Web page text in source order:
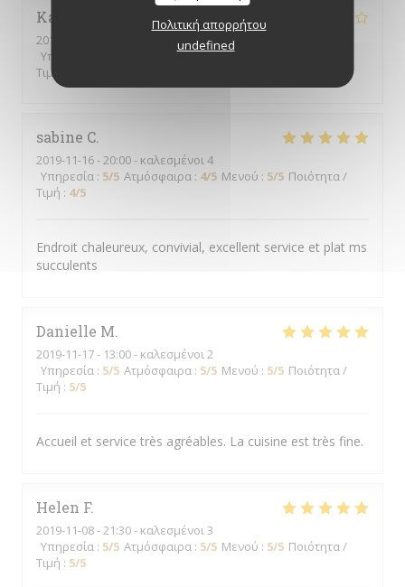
Πολιτική απορρήτου
undefined
Karine
2019-11-23
- 21:30 - καλεσμένοι 6
Υπηρεσία
Ατμόσφαιρα:4/5 Μενού
Τιμή
sabine C
2019-11-16- 20:00 - καλεσμένοι 4
Υπηρεσία : 5/5 Ατμόσφαιρα : 4/5 Μενού : 5/5 Ποιότητα /
Τιμή : 4/5
Endroit chaleureux, convivial, excellent service et plat ms
succulents
Danielle M
2019-11-17- 13:00 - καλεσμένοι 2
Υπηρεσία : 5/5 Ατμόσφαιρα : 5/5 Μενού : 5/5 Ποιότητα /
Τιμή : 5/5
Accueil et service très agréables. La cuisine est très fine.
Helen F
2019-11-08- 21:30 - καλεσμένοι 3
Υπηρεσία : 5/5 Ατμόσφαιρα : 5/5 Μενού : 5/5 Ποιότητα /
Τιμή : 5/5